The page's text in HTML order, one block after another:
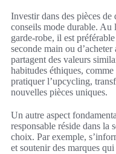
Investir dans des pièces
conseils mode durable. Au
garde-robe, il est
seconde main ou
partagent des valeurs
habitudes éthiques,
pratiquer l’upcycling,
nouvelles pièces uniques.
Un autre aspect
responsable réside dans la
choix. Par exemple,
et soutenir des marques